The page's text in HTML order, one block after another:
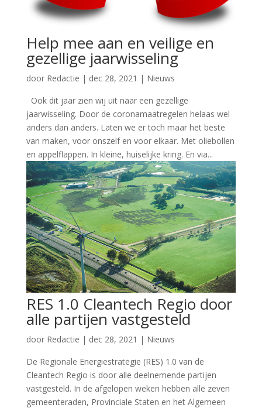
Help mee aan en veilige en
gezellige jaarwisseling
door Redactie | dec 28, 2021 | Nieuws
Ook dit jaar zien wij uit naar een gezellige
jaarwisseling. Door de coronamaatregelen helaas wel
anders dan anders. Laten we er toch maar het beste
van maken, voor onszelf en voor elkaar. Met oliebollen
en appelflappen. In kleine, huiselijke kring. En via...
RES 1.0 Cleantech Regio door
alle partijen vastgesteld
door Redactie | dec 28, 2021 | Nieuws
De Regionale Energiestrategie (RES) 1.0 van de
Cleantech Regio is door alle deelnemende partijen
vastgesteld. In de afgelopen weken hebben alle zeven
gemeenteraden, Provinciale Staten en het Algemeen